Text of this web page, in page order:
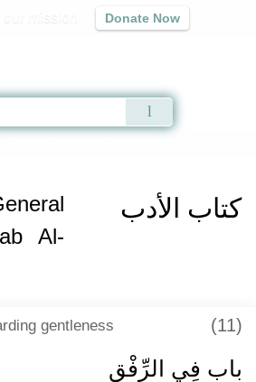
Donate Now
كتاب الأدب
Al-
gentleness (11)
باب فِي الرِّفْقِ